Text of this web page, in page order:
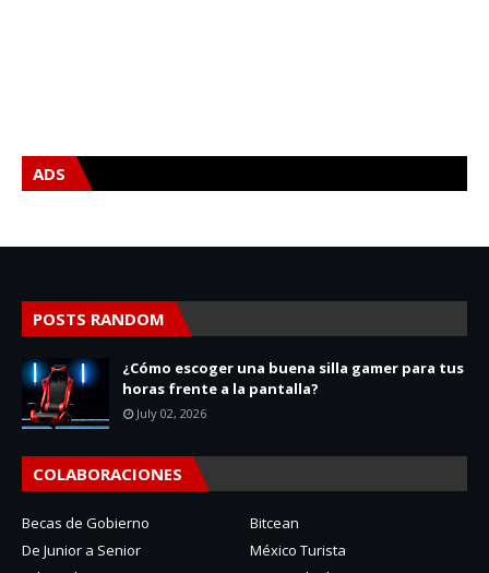
ADS
POSTS RANDOM
¿Cómo escoger una buena silla gamer para tus
horas frente a la pantalla?
July 02, 2026
COLABORACIONES
Becas de Gobierno
Bitcean
De Junior a Senior
México Turista